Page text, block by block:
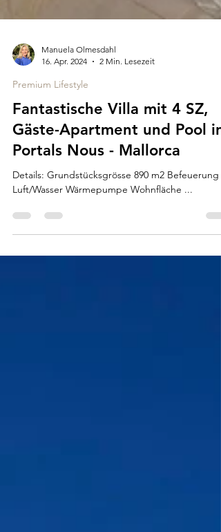
Manuela Olmesdahl
16. Apr. 2024
Premium Lifestyle
Fantastische Villa mit 4 SZ,
Gäste-Apartment und Pool in
Portals Nous - Mallorca
Details: Grundstücksgrösse 890 m2 Befeuerung